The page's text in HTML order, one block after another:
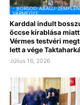
- BORSOD-ABAÚJ-ZEMPLÉN
VÁRMEGYE
Karddal indult
öccse kirablása
Vérmes testvéri
lett a vége
Július 16, 2026